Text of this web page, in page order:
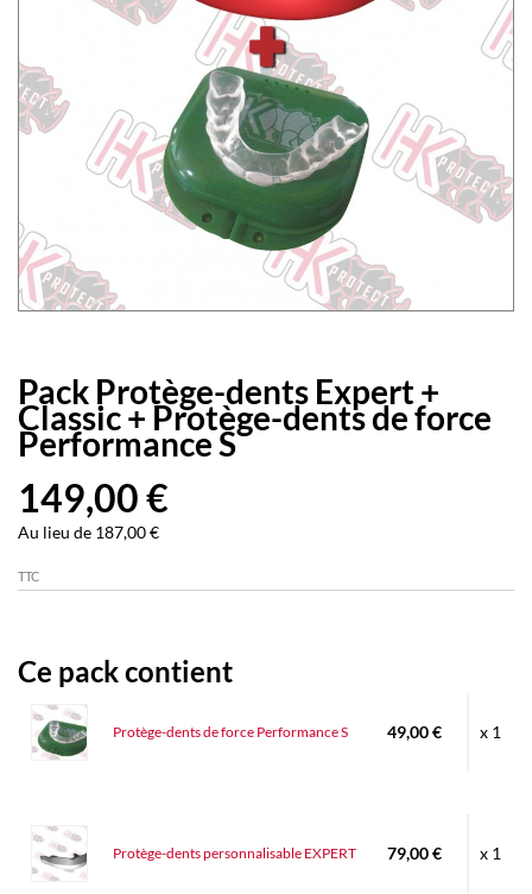
Pack Protège-dents Expert +
Classic + Protège-dents de force
Performance S
149,00 €
Au lieu de 187,00 €
TTC
Ce pack contient
Protège-dents de force Performance S 49,00 € x 1
Protège-dents personnalisable EXPERT 79,00 € x 1